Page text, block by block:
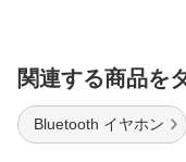
関連する商品を
Bluetooth イヤホン